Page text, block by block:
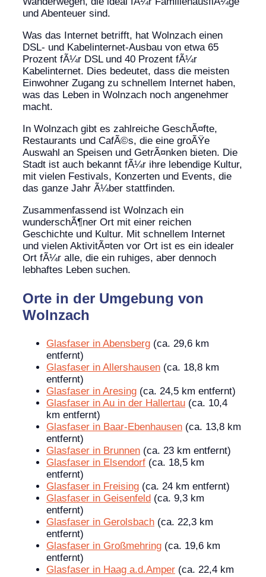
und Abenteuer sind.
Was das Internet betrifft, hat Wolnzach einen
DSL- und Kabelinternet-Ausbau von etwa 65
Prozent fÃ¼r DSL und 40 Prozent fÃ¼r
Kabelinternet. Dies bedeutet, dass die meisten
Einwohner Zugang zu schnellem Internet haben,
was das Leben in Wolnzach noch angenehmer
macht.
In Wolnzach gibt es zahlreiche GeschÃ¤fte,
Restaurants und CafÃ©s, die eine groÃŸe
Auswahl an Speisen und GetrÃ¤nken bieten. Die
Stadt ist auch bekannt fÃ¼r ihre lebendige Kultur,
mit vielen Festivals, Konzerten und Events, die
das ganze Jahr Ã¼ber stattfinden.
Zusammenfassend ist Wolnzach ein
wunderschÃ¶ner Ort mit einer reichen
Geschichte und Kultur. Mit schnellem Internet
und vielen AktivitÃ¤ten vor Ort ist es ein idealer
Ort fÃ¼r alle, die ein ruhiges, aber dennoch
lebhaftes Leben suchen.
Orte in der Umgebung von
Wolnzach
Glasfaser in Abensberg (ca. 29,6 km
entfernt)
Glasfaser in Allershausen (ca. 18,8 km
entfernt)
Glasfaser in Aresing (ca. 24,5 km entfernt)
Glasfaser in Au in der Hallertau (ca. 10,4
km entfernt)
Glasfaser in Baar-Ebenhausen (ca. 13,8 km
entfernt)
Glasfaser in Brunnen (ca. 23 km entfernt)
Glasfaser in Elsendorf (ca. 18,5 km
entfernt)
Glasfaser in Freising (ca. 24 km entfernt)
Glasfaser in Geisenfeld (ca. 9,3 km
entfernt)
Glasfaser in Gerolsbach (ca. 22,3 km
entfernt)
Glasfaser in Großmehring (ca. 19,6 km
entfernt)
Glasfaser in Haag a.d.Amper (ca. 22,4 km